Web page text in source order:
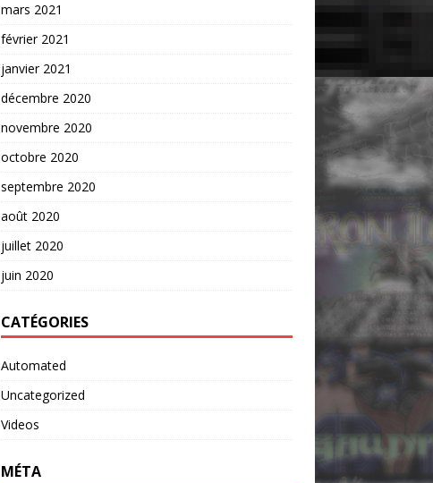
mars 2021
février 2021
janvier 2021
décembre 2020
novembre 2020
octobre 2020
septembre 2020
août 2020
juillet 2020
juin 2020
CATÉGORIES
Automated
Uncategorized
Videos
MÉTA